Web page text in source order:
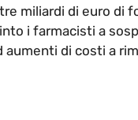
miliardi di euro di
i farmacisti a
aumenti di costi a